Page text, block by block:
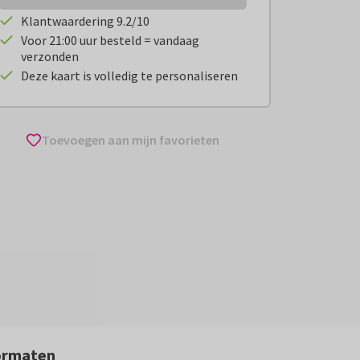
Klantwaardering 9.2/10
Voor 21:00 uur besteld = vandaag
verzonden
Deze kaart is volledig te personaliseren
Toevoegen aan mijn favorieten